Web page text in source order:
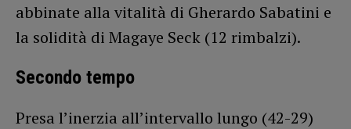
abbinate alla vitalità di Gherardo Sabatini e
la solidità di Magaye Seck (12 rimbalzi).
Secondo tempo
Presa l’inerzia all’intervallo lungo (42-29)